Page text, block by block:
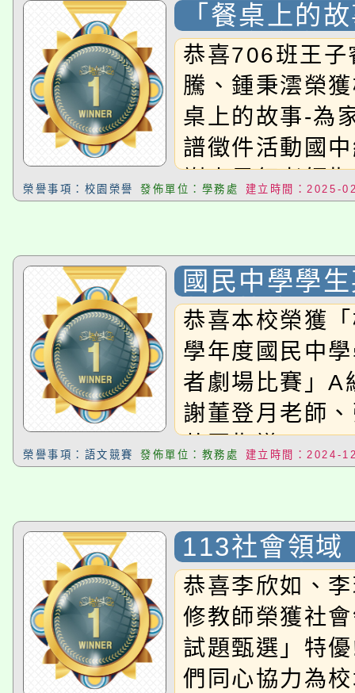
「餐桌上的
煮」食譜徵
組佳作
恭喜706班王子
騰、鍾秉澐榮
桌上的故事-為
譜徵件活動國
謝李恩鈺老師
榮譽事項：校園榮譽 發佈單位：學務處 建立時間：2025-
國民中學學
劇場比賽
恭喜本校榮獲
學年度國民中
者劇場比賽」A
謝董登月老師
共同指導!!
榮譽事項：語文競賽 發佈單位：教務處 建立時間：2024-
113社會領域
題甄選」特優
恭喜李欣如、
修教師榮獲社
試題甄選」特
們同心協力為